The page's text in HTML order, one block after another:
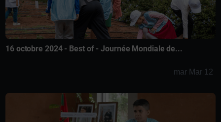
16 octobre 2024 - Best of - Journée Mondiale de...
mar Mar 12